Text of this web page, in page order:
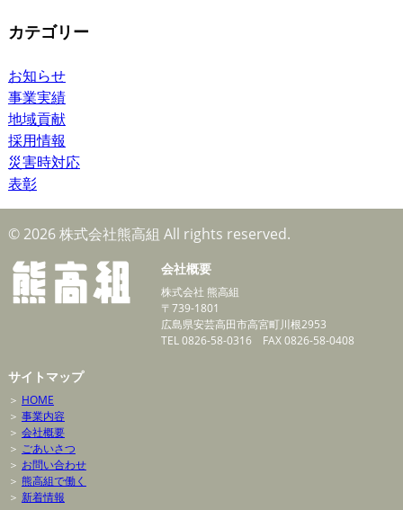
カテゴリー
お知らせ
事業実績
地域貢献
採用情報
災害時対応
表彰
© 2026 株式会社熊高組 All rights reserved.
会社概要
株式会社 熊高組
〒739-1801
広島県安芸高田市高宮町川根2953
TEL 0826-58-0316 FAX 0826-58-0408
サイトマップ
＞ HOME
＞ 事業内容
＞ 会社概要
＞ ごあいさつ
＞ お問い合わせ
＞ 熊高組で働く
＞ 新着情報